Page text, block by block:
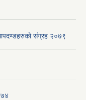
मापदण्डहरुको संग्रह २०७९